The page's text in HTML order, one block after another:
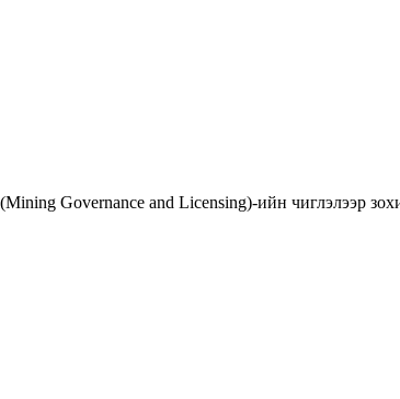
Governance and Licensing)-ийн чиглэлээр